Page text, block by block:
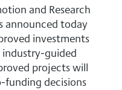
and Research
announced today
investments
guided
projects will
funding decisions